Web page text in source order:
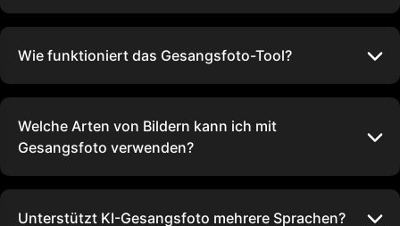
Wie funktioniert das Gesangsfoto-Tool?
Welche Arten von Bildern kann ich mit
Gesangsfoto verwenden?
Unterstützt KI-Gesangsfoto mehrere Sprachen?